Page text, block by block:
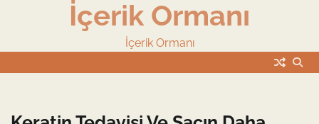
İçerik Ormanı
İçerik Ormanı